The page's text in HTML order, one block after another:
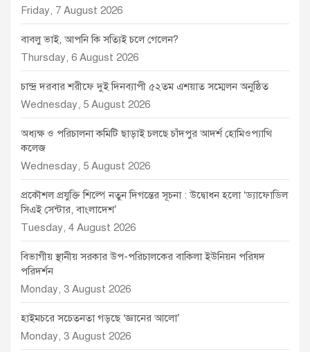
Friday, 7 August 2026
বাবলু ভাই, আপনি কি সত্যিই চলে গেলেন?
Thursday, 6 August 2026
চান্দ্র দরবার শরীফে দুই দিনব্যাপী ৫২তম এশয়াত সম্মেলন অনুষ্ঠিত
Wednesday, 5 August 2026
অধ্যক্ষ ও পরিচালনা কমিটি ছাড়াই চলছে চাঁদপুর আদর্শ হোমিওপ্যাথি
কলেজ
Wednesday, 5 August 2026
প্রকৌশল প্রযুক্তি শিল্পে নতুন দিগন্তের সূচনা : উদ্বোধন হলো ‘ড্যাফোডিল
সিএই সেন্টার, বাংলাদেশ’
Tuesday, 4 August 2026
বিভাগীয় স্থানীয় সরকার উপ-পরিচালকের বাকিলা ইউনিয়ন পরিষদ
পরিদর্শন
Monday, 3 August 2026
হাইমচরে সচেতনতা গড়ছে ‘জ্ঞানের আলো’
Monday, 3 August 2026